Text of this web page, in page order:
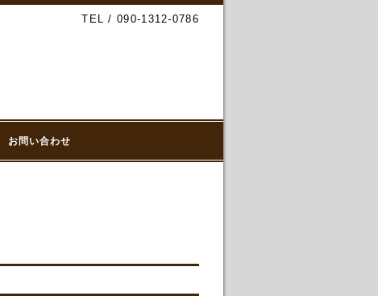
TEL / 090-1312-0786
お問い合わせ